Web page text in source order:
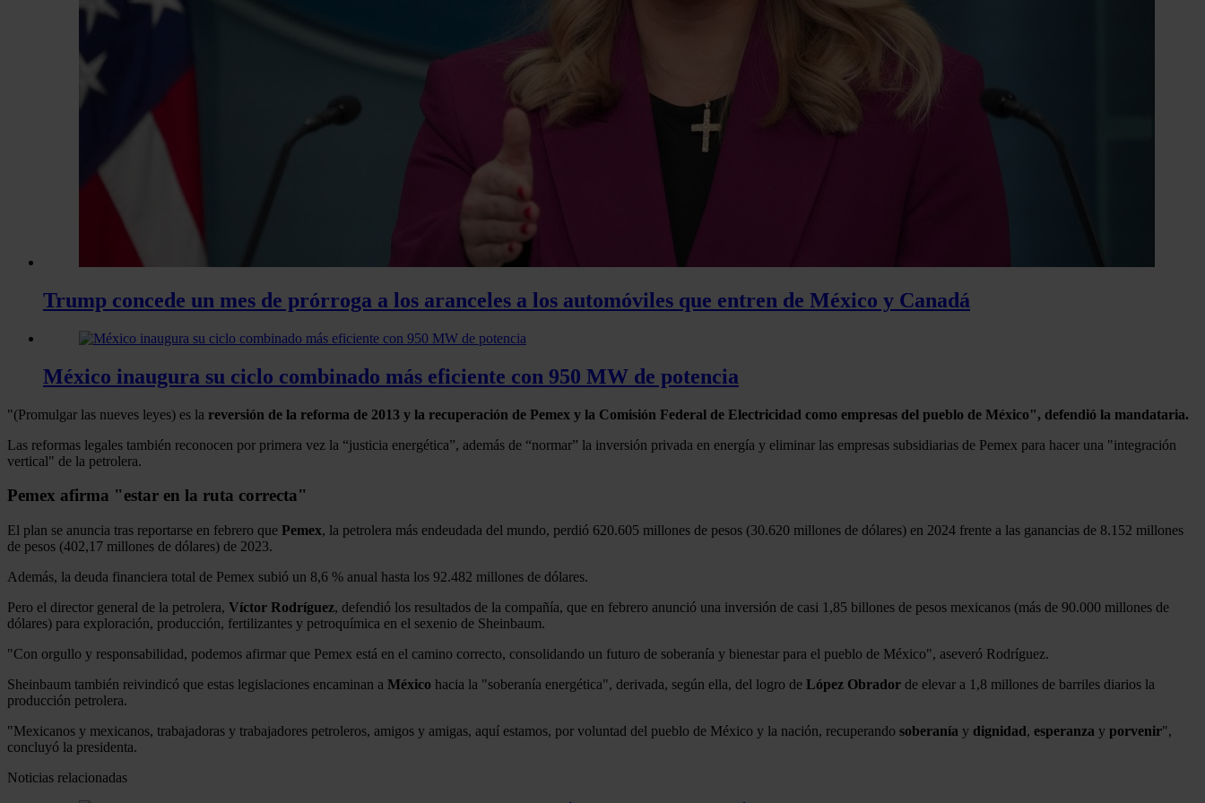
Trump concede un mes de prórroga a los aranceles a los automóviles que entren de México y Canadá
México inaugura su ciclo combinado más eficiente con 950 MW de potencia
"(Promulgar las nueves leyes) es la reversión de la reforma de 2013 y la recuperación de Pemex y la Comisión Federal de Electricidad como empresas del pueblo de México", defendió la mandataria.
Las reformas legales también reconocen por primera vez la “justicia energética”, además de “normar” la inversión privada en energía y eliminar las empresas subsidiarias de Pemex para hacer una "integración
vertical" de la petrolera.
Pemex afirma "estar en la ruta correcta"
El plan se anuncia tras reportarse en febrero que Pemex, la petrolera más endeudada del mundo, perdió 620.605 millones de pesos (30.620 millones de dólares) en 2024 frente a las ganancias de 8.152 millones
de pesos (402,17 millones de dólares) de 2023.
Además, la deuda financiera total de Pemex subió un 8,6 % anual hasta los 92.482 millones de dólares.
Pero el director general de la petrolera, Víctor Rodríguez, defendió los resultados de la compañía, que en febrero anunció una inversión de casi 1,85 billones de pesos mexicanos (más de 90.000 millones de
dólares) para exploración, producción, fertilizantes y petroquímica en el sexenio de Sheinbaum.
"Con orgullo y responsabilidad, podemos afirmar que Pemex está en el camino correcto, consolidando un futuro de soberanía y bienestar para el pueblo de México", aseveró Rodríguez.
Sheinbaum también reivindicó que estas legislaciones encaminan a México hacia la "soberanía energética", derivada, según ella, del logro de López Obrador de elevar a 1,8 millones de barriles diarios la
producción petrolera.
"Mexicanos y mexicanos, trabajadoras y trabajadores petroleros, amigos y amigas, aquí estamos, por voluntad del pueblo de México y la nación, recuperando soberanía y dignidad, esperanza y porvenir",
concluyó la presidenta.
Noticias relacionadas